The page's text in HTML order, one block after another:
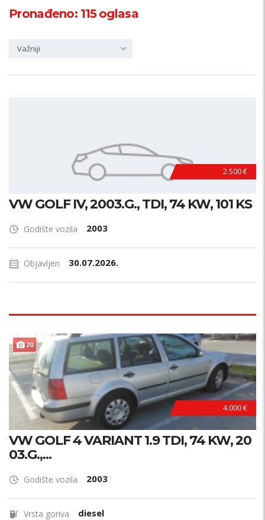
Županija
Pronađeno: 115oglasa
Važniji
2.500 €
VW GOLF IV, 2003.G., TDI, 74 KW, 101 KS
Godište vozila 2003
Objavljen 30.07.2026.
20
4.000 €
VW GOLF 4 VARIANT 1.9 TDI, 74 KW, 20
03.G.,...
Godište vozila 2003
Vrsta goriva diesel